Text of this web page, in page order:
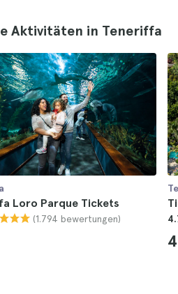
Aktivitäten in Teneriffa
Loro Parque Tickets
(1.794 bewertungen)